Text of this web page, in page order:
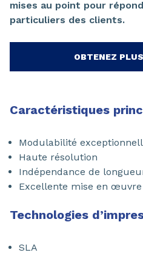
mises au point pour
particuliers des clients.
OBTENEZ
Caractéristiques
Modulabilité
Haute résolution
Indépendance de
Excellente mise en œuvre
Technologies
SLA